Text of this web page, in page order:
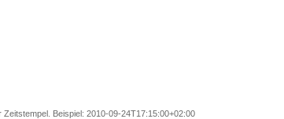
Zeitstempel. Beispiel: 2010-09-24T17:15:00+02:00